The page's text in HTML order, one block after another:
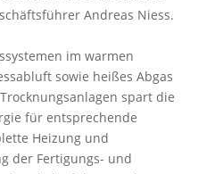
Andreas Niess.
im warmen
sowie heißes Abgas
spart die
für entsprechende
Heizung und
der Fertigungs- und